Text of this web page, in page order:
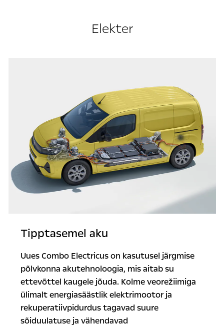
Elekter
Tipptasemel aku
Uues Combo Electricus on kasutusel järgmise
põlvkonna akutehnoloogia, mis aitab su
ettevõttel kaugele jõuda. Kolme veorežiimiga
ülimalt energiasäästlik elektrimootor ja
rekuperatiivpidurdus tagavad suure
sõiduulatuse ja vähendavad